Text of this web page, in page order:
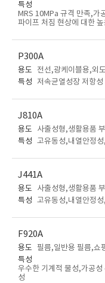
특성
MRS 10MPa 규격 만족,가
파이프 처짐 현상에 대한
P300A
용도
전선,광케이블용,외
특성
저속균열성장 저항
J810A
용도
사출성형,생활용품
특성 고유동성,내열안정
J441A
용도
사출성형,생활용품
특성 고유동성,내열안정
F920A
용도 필름,일반용 필름,쇼
특성
우수한 기계적 물성,가공
성